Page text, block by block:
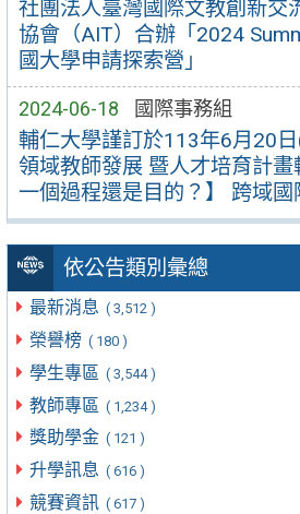
社團法人臺灣國際文教創新交
協會（AIT）合辦「2024
國大學申請探索營」
2024-06-18 國際事務組
輔仁大學謹訂於113年6月20
領域教師發展 暨人才培育計
一個過程還是目的？】 跨域
依公告類別彙總
最新消息 ( 3,512 )
榮譽榜 ( 180 )
學生專區 ( 3,544 )
教師專區 ( 1,234 )
獎助學金 ( 121 )
升學訊息 ( 616 )
競賽資訊 ( 617 )